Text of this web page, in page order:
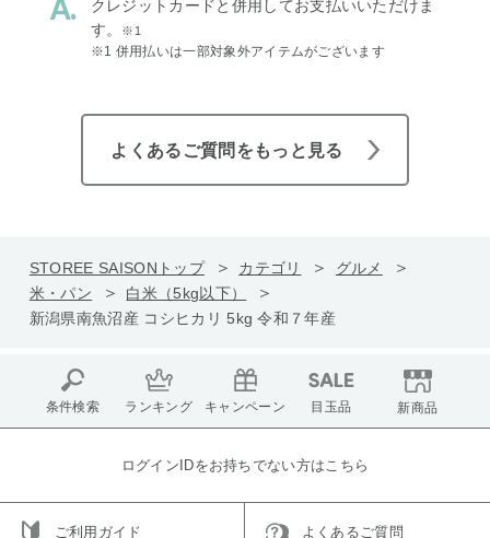
クレジットカードと併用してお支払いいただけま
す。
※1
※1 併用払いは一部対象外アイテムがございます
よくあるご質問をもっと見る
STOREE SAISONトップ カテゴリ
グルメ
米・パン
白米（5kg以下）
新潟県南魚沼産 コシヒカリ 5kg 令和７年産
条件検索 ランキング キャンペーン 目玉品 新商品
ログインIDをお持ちでない方はこちら
ご利用ガイド よくあるご質問